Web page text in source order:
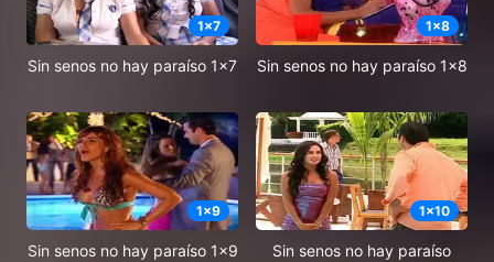
1x7
Sin senos no hay paraíso 1x7
1x8
Sin senos no hay paraíso 1x8
1x9
Sin senos no hay paraíso 1x9
1x10
Sin senos no hay paraíso